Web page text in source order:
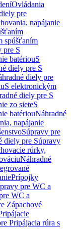
Ovládania
pre
napájanie
spúšťaním
pre S
batériouS
diely pre S
diely pre
S elektronickým
diely pre S
zo sieteS
batériouNáhradné
napájanie
Súpravy pre
diely pre Súpravy
rúrky,
Náhradné
Prípojky
pre WC a
WC a
Zápachové
Pripájacia rúra s